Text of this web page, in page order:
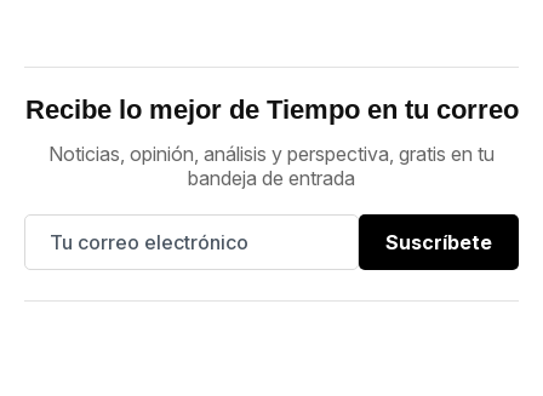
Recibe lo mejor de Tiempo en tu correo
Noticias, opinión, análisis y perspectiva, gratis en tu
bandeja de entrada
Suscríbete